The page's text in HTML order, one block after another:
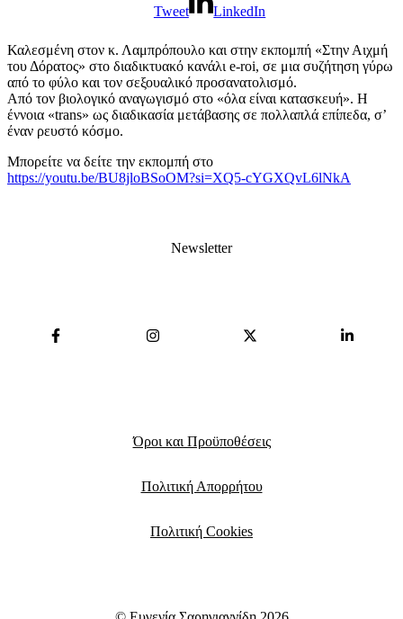
Tweet LinkedIn
Καλεσμένη στον κ. Λαμπρόπουλο και στην εκπομπή «Στην Αιχμή
του Δόρατος» στο διαδικτυακό κανάλι e-roi, σε μια συζήτηση γύρω
από το φύλο και τον σεξουαλικό προσανατολισμό.
Από τον βιολογικό αναγωγισμό στο «όλα είναι κατασκευή». Η
έννοια «trans» ως διαδικασία μετάβασης σε πολλαπλά επίπεδα, σ’
έναν ρευστό κόσμο.
Μπορείτε να δείτε την εκπομπή στο
https://youtu.be/BU8jloBSoOM?si=XQ5-cYGXQvL6lNkA
Newsletter
Όροι και Προϋποθέσεις
Πολιτική Απορρήτου
Πολιτική Cookies